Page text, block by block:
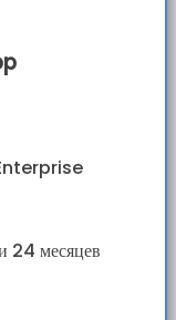
24 месяцев